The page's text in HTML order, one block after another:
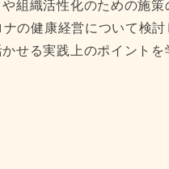
組織活性化のための施
ナの健康経営について検討
せる実践上のポイントを